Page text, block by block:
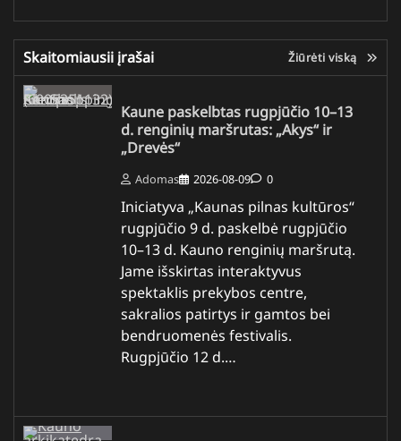
Skaitomiausii įrašai Žiūrėti viską
Kaune paskelbtas rugpjūčio 10–13
d. renginių maršrutas: „Akys“ ir
„Drevės“
Adomas 2026-08-09 0
Iniciatyva „Kaunas pilnas kultūros“
rugpjūčio 9 d. paskelbė rugpjūčio
10–13 d. Kauno renginių maršrutą.
Jame išskirtas interaktyvus
spektaklis prekybos centre,
sakralios patirtys ir gamtos bei
bendruomenės festivalis.
Rugpjūčio 12 d.…